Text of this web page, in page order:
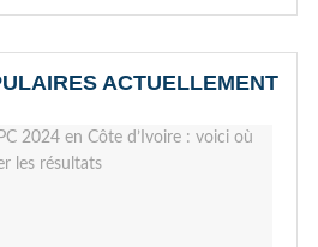
ACTUELLEMENT